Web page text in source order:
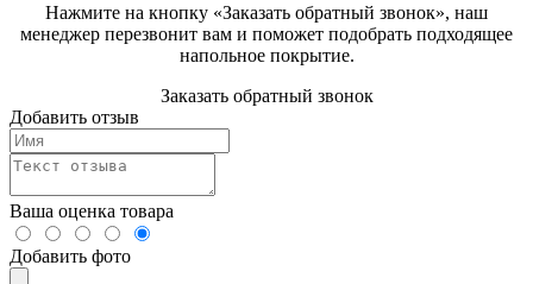
Нажмите на кнопку «Заказать обратный звонок», наш
менеджер перезвонит вам и поможет подобрать подходящее
напольное покрытие.
Заказать обратный звонок
Добавить отзыв
Ваша оценка товара
Добавить фото